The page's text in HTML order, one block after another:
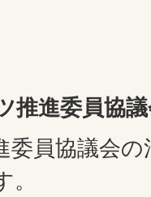
推進委員協
委員協議会